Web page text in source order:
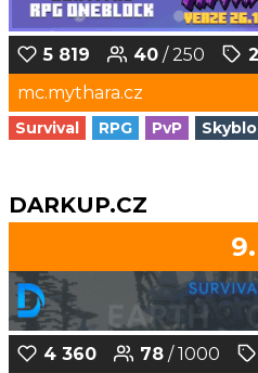
5 819 40 / 250
mc.mythara.cz
Survival RPG PvP
DARKUP.CZ
9.
4 360 78 / 1000